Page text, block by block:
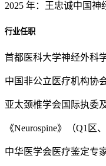
2025 年：王忠诚中国神
行业任职
首都医科大学神经外科
中国非公立医疗机构协
亚太颈椎学会国际执委
《Neurospine》（Q1区
中华医学会医疗鉴定专